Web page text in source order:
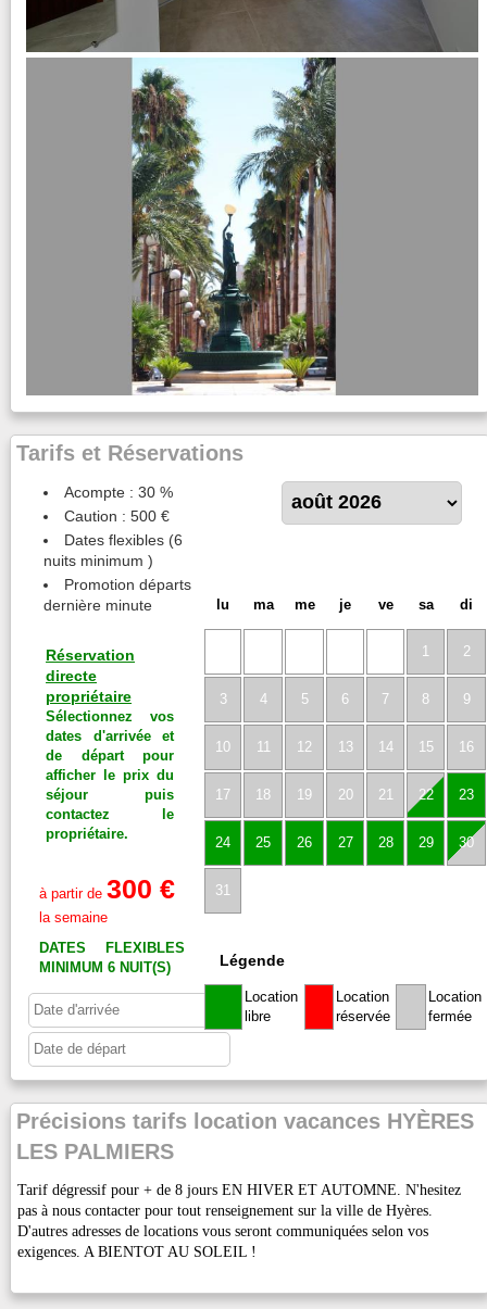
Tarifs et Réservations
Acompte : 30 %
Caution : 500 €
Dates flexibles (6
nuits minimum )
Promotion départs
dernière minute
Réservation
directe
propriétaire
Sélectionnez vos
dates d'arrivée et
de départ pour
afficher le prix du
séjour puis
contactez le
propriétaire.
à partir de300 €
la semaine
DATES FLEXIBLES
MINIMUM 6 NUIT(S)
lu ma me je ve sa di
1 2
3 4 5 6 7 8 9
10 11 12 13 14 15 16
17 18 19 20 21 22 23
24 25 26 27 28 29 30
31
Légende
Location
libre
Location
réservée
Location
fermée
Précisions tarifs location vacances HYÈRES
LES PALMIERS
Tarif dégressif pour + de 8 jours EN HIVER ET AUTOMNE. N'hesitez
pas à nous contacter pour tout renseignement sur la ville de Hyères.
D'autres adresses de locations vous seront communiquées selon vos
exigences. A BIENTOT AU SOLEIL !